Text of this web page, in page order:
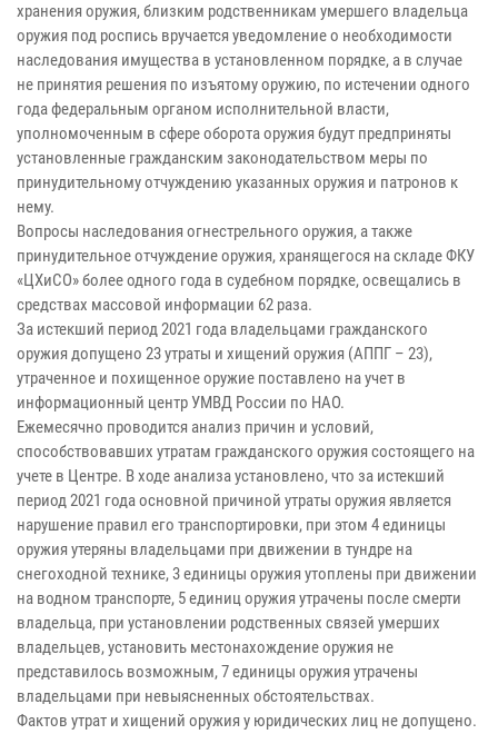
хранения оружия, близким родственникам умершего владельца
оружия под роспись вручается уведомление о необходимости
наследования имущества в установленном порядке, а в случае
не принятия решения по изъятому оружию, по истечении одного
года федеральным органом исполнительной власти,
уполномоченным в сфере оборота оружия будут предприняты
установленные гражданским законодательством меры по
принудительному отчуждению указанных оружия и патронов к
нему.
Вопросы наследования огнестрельного оружия, а также
принудительное отчуждение оружия, хранящегося на складе ФКУ
«ЦХиСО» более одного года в судебном порядке, освещались в
средствах массовой информации 62 раза.
За истекший период 2021 года владельцами гражданского
оружия допущено 23 утраты и хищений оружия (АППГ – 23),
утраченное и похищенное оружие поставлено на учет в
информационный центр УМВД России по НАО.
Ежемесячно проводится анализ причин и условий,
способствовавших утратам гражданского оружия состоящего на
учете в Центре. В ходе анализа установлено, что за истекший
период 2021 года основной причиной утраты оружия является
нарушение правил его транспортировки, при этом 4 единицы
оружия утеряны владельцами при движении в тундре на
снегоходной технике, 3 единицы оружия утоплены при движении
на водном транспорте, 5 единиц оружия утрачены после смерти
владельца, при установлении родственных связей умерших
владельцев, установить местонахождение оружия не
представилось возможным, 7 единицы оружия утрачены
владельцами при невыясненных обстоятельствах.
Фактов утрат и хищений оружия у юридических лиц не допущено.